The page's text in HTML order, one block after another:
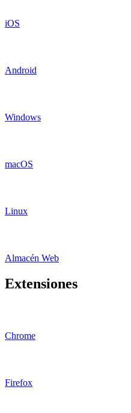
iOS
Android
Windows
macOS
Linux
Almacén Web
Extensiones
Chrome
Firefox